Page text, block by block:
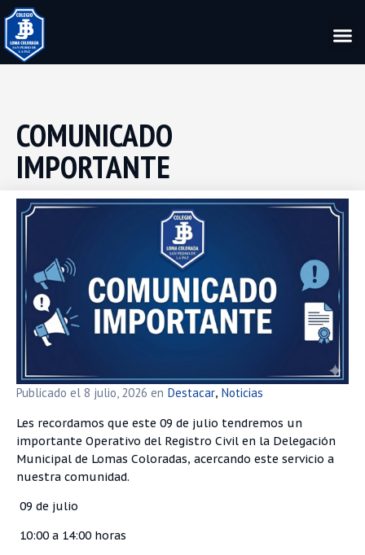
COMUNICADO
IMPORTANTE
Publicado el 8 julio, 2026 en Destacar, Noticias
Les recordamos que este 09 de julio tendremos un
importante Operativo del Registro Civil en la Delegación
Municipal de Lomas Coloradas, acercando este servicio a
nuestra comunidad.
09 de julio
10:00 a 14:00 horas